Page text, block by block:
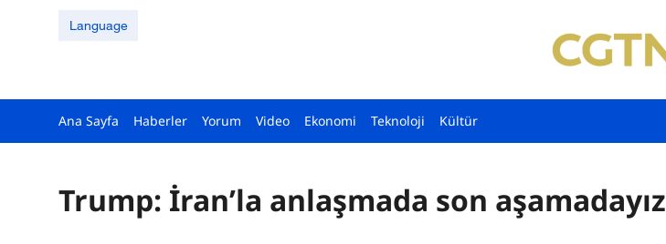
Language
Ana Sayfa Haberler Yorum Video Ekonomi Teknoloji Kültür
Trump: İran’la anlaşmada son aşamadayız